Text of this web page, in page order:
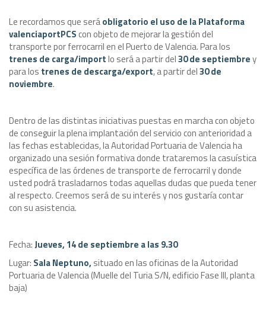
Le recordamos que seráobligatorio el uso de la Plataforma
valenciaportPCScon objeto de mejorar la gestión del
transporte por ferrocarril en el Puerto de Valencia. Para los
trenes de carga/importlo será a partir del30 de septiembrey
para los trenes de descarga/export, a partir del30 de
noviembre.
Dentro de las distintas iniciativas puestas en marcha con objeto
de conseguir la plena implantación del servicio con anterioridad a
las fechas establecidas, la Autoridad Portuaria de Valencia ha
organizado una sesión formativa donde trataremos la casuística
específica de las órdenes de transporte de ferrocarril y donde
usted podrá trasladarnos todas aquellas dudas que pueda tener
al respecto. Creemos será de su interés y nos gustaría contar
con su asistencia.
Fecha:Jueves, 14 de septiembre a las 9.30
Lugar: Sala Neptuno, situado en las oficinas de la Autoridad
Portuaria de Valencia (Muelle del Turia S/N, edificio Fase III, planta
baja)